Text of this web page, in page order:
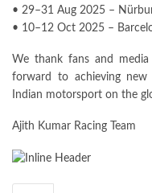
• 29–31 Aug 2025 –
• 10–12 Oct 2025 –
We thank fans and
forward to achieving new
Indian motorsport on the
Ajith Kumar Racing Team